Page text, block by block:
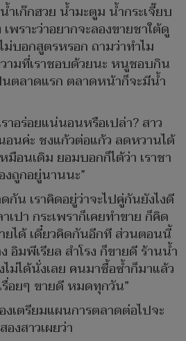
ำเก๊กฮวย น้ำมะตูม น้ำกระเจี๊ยบ
พราะว่าอยากจะลองขายชาใต้ดู
บอกสูตรหรอก ถามว่าทำไม
ามที่เราชอบด้วยนะ หนูชอบกิน
ตลาดแรก ตลาดหน้าก็จะมีน้ำ
าอร่อยแน่นอนหรือเปล่า? สาว
อนค่ะ ชงแก้วต่อแก้ว ลดหวานได้
มือนเดิม ยอมบอกก็ได้ว่า เราชา
ถูกอยู่นานนะ”
กัน เราคิดอยู่ว่าจะไปคู่กันยังไงดี
เปา กระเพราก็เคยทำขาย ก็คิด
ายได้ เดี๋ยวคิดกันอีกที ส่วนตอนนี้
อิมพีเรียล สำโรง ก็ขายดี ร้านน้ำ
ม่ได้นั่งเลย คนมาซื้อซ้ำก็มาแล้ว
รื่อยๆ ขายดี หมดทุกวัน”
งเตรียมแผนการตลาดต่อไปจะ
งสาวเผยว่า